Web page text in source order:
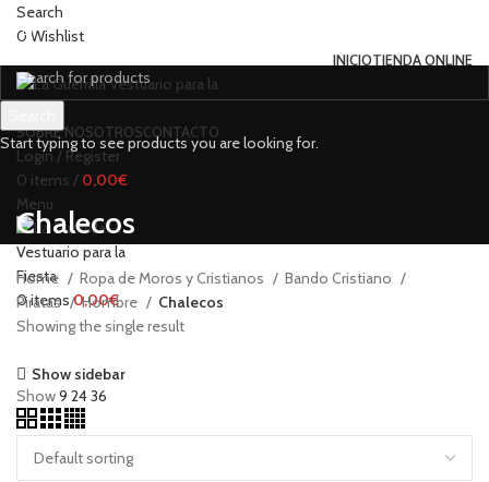
Search
0 Wishlist
INICIOTIENDA ONLINE
SOBRE NOSOTROSCONTACTO
Login / Register
0 items / 0,00€
Menu
0items 0,00€
Chalecos
Home Ropa de Moros y Cristianos
Bando Cristiano
Piratas
Hombre
Chalecos
Showing the single result
Show sidebar
Show9 2436
Start typing to see products you are looking for.